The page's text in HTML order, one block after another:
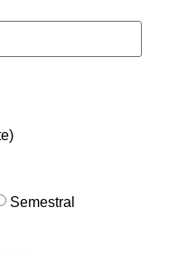
Semestral